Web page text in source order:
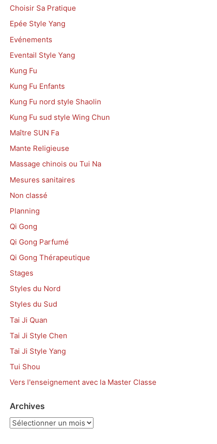
Choisir Sa Pratique
Epée Style Yang
Evénements
Eventail Style Yang
Kung Fu
Kung Fu Enfants
Kung Fu nord style Shaolin
Kung Fu sud style Wing Chun
Maître SUN Fa
Mante Religieuse
Massage chinois ou Tui Na
Mesures sanitaires
Non classé
Planning
Qi Gong
Qi Gong Parfumé
Qi Gong Thérapeutique
Stages
Styles du Nord
Styles du Sud
Tai Ji Quan
Tai Ji Style Chen
Tai Ji Style Yang
Tui Shou
Vers l'enseignement avec la Master Classe
Archives
Archives